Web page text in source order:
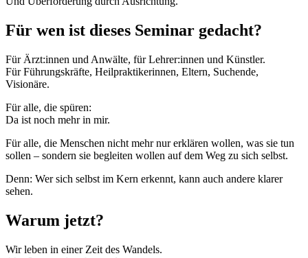
Für wen ist dieses Seminar gedacht?
Für Ärzt:innen und Anwälte, für Lehrer:innen und Künstler.
Für Führungskräfte, Heilpraktikerinnen, Eltern, Suchende,
Visionäre.
Für alle, die spüren:
Da ist noch mehr in mir.
Für alle, die Menschen nicht mehr nur erklären wollen, was sie tun
sollen – sondern sie begleiten wollen auf dem Weg zu sich selbst.
Denn: Wer sich selbst im Kern erkennt, kann auch andere klarer
sehen.
Warum jetzt?
Wir leben in einer Zeit des Wandels.